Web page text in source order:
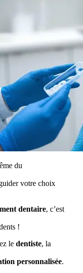
du
votre choix
dentaire, c’est
!
le dentiste, la
personnalisée.